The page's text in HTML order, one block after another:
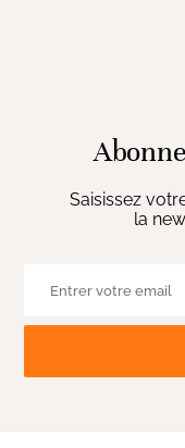
Saisissez
la